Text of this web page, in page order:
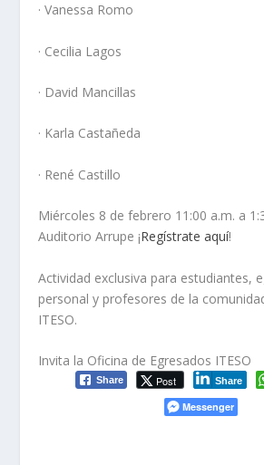
· Vanessa Romo
· Cecilia Lagos
· David Mancillas
· Karla Castañeda
· René Castillo
Miércoles 8 de febrero 11:00 a.m. a
Auditorio Arrupe ¡Regístrate aquí!
Actividad exclusiva para estudiantes,
personal y profesores de la
ITESO.
Invita la Oficina de Egresados ITESO
Share Post Share
Messenger